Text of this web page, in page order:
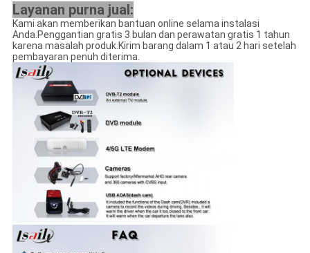
Layanan purna jual:
Kami akan memberikan bantuan online selama instalasi
Anda.Penggantian gratis 3 bulan dan perawatan gratis 1 tahun
karena masalah produk.Kirim barang dalam 1 atau 2 hari setelah
pembayaran penuh diterima.